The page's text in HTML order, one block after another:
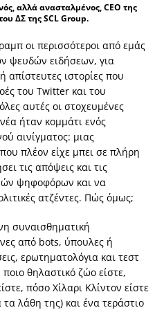
αλλά ανασταλμένος, CEO της
ΔΣ της SCL Group.
οι περισσότεροι από εμάς
ψευδών ειδήσεων, για
απίστευτες ιστορίες που
του Twitter και του
αυτές οι στοχευμένες
ήταν κομμάτι ενός
αινίγματος: μιας
πλέον είχε μπει σε πλήρη
τις απόψεις και τις
ψηφοφόρων και να
ατζέντες. Πώς όμως;
συναισθηματική
από bots, ύπουλες ή
ερωτηματολόγια και τεστ
θηλαστικό ζώο είστε,
πόσο Χίλαρι Κλίντον είστε
λάθη της) και ένα τεράστιο